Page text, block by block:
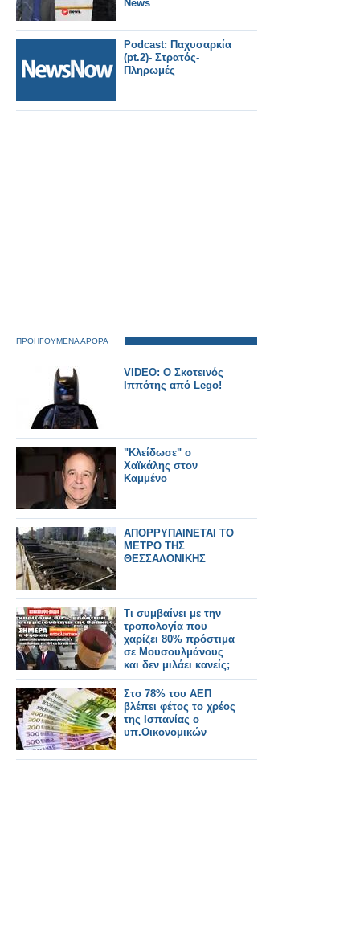
News
Podcast: Παχυσαρκία
(pt.2)- Στρατός-
Πληρωμές
ΠΡΟΗΓΟΥΜΕΝΑ ΑΡΘΡΑ
VIDEO: Ο Σκοτεινός
Ιππότης από Lego!
"Κλείδωσε" ο
Xαϊκάλης στον
Καμμένο
ΑΠΟΡΡΥΠΑΙΝΕΤΑΙ ΤΟ
ΜΕΤΡΟ ΤΗΣ
ΘΕΣΣΑΛΟΝΙΚΗΣ
Τι συμβαίνει με την
τροπολογία που
χαρίζει 80% πρόστιμα
σε Μουσουλμάνους
και δεν μιλάει κανείς;
Στο 78% του ΑΕΠ
βλέπει φέτος το χρέος
της Ισπανίας ο
υπ.Οικονομικών